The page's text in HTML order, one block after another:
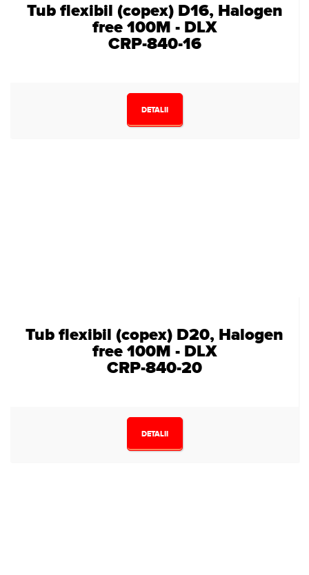
Tub flexibil (copex) D16, Halogen
free 100M - DLX
CRP-840-16
DETALII
Tub flexibil (copex) D20, Halogen
free 100M - DLX
CRP-840-20
DETALII